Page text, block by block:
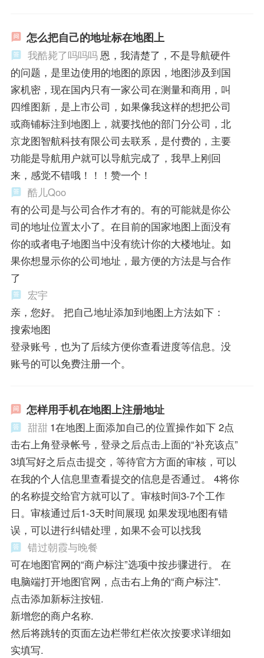
怎么把自己的地址标在地图上
我酷毙了吗吗吗 恩，我清楚了，不是导航硬件
的问题，是里边使用的地图的原因，地图涉及到国
家机密，现在国内只有一家公司在测量和商用，叫
四维图新，是上市公司，如果像我这样的想把公司
或商铺标注到地图上，就要找他的部门分公司，北
京龙图智航科技有限公司去联系，是付费的，主要
功能是导航用户就可以导航完成了，我早上刚回
来，感觉不错哦！！！赞一个！
酷儿Qoo
有的公司是与公司合作才有的。有的可能就是你公
司的地址位置太小了。在目前的国家地图上面没有
你的或者电子地图当中没有统计你的大楼地址。如
果你想显示你的公司地址，最方便的方法是与合作
了
宏宇
亲，您好。 把自己地址添加到地图上方法如下：
搜索地图
登录账号，也为了后续方便你查看进度等信息。没
账号的可以免费注册一个。
怎样用手机在地图上注册地址
甜甜 1在地图上面添加自己的位置操作如下 2点
击右上角登录帐号，登录之后点击上面的“补充该点”
3填写好之后点击提交，等待官方方面的审核，可以
在我的个人信息里查看提交的信息是否通过。 4将你
的名称提交给官方就可以了。审核时间3-7个工作
日。审核通过后1-3天时间展现 如果发现地图有错
误，可以进行纠错处理，如果不会可以找我
错过朝霞与晚餐
可在地图官网的“商户标注”选项中按步骤进行。 在
电脑端打开地图官网，点击右上角的“商户标注".
点击添加新标注按钮.
新增您的商户名称.
然后将跳转的页面左边栏带红栏依次按要求详细如
实填写.